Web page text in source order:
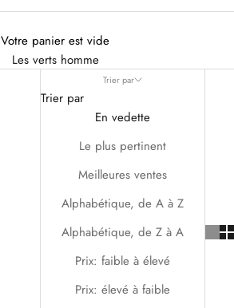
Votre panier est vide
Les verts homme
Trier par
Trier par
En vedette
Le plus pertinent
Meilleures ventes
Alphabétique, de A à Z
Alphabétique, de Z à A
Prix: faible à élevé
Prix: élevé à faible